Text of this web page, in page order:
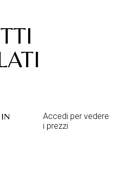
Accedi per vedere
i prezzi